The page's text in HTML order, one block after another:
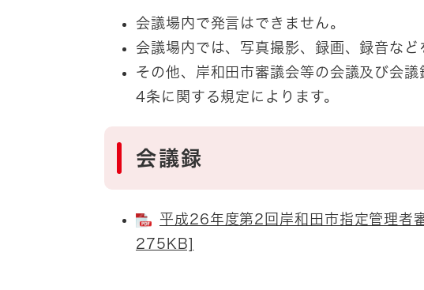
会議場内で発言はできません。
会議場内では、写真撮影、録画、録音など
その他、岸和田市審議会等の会議及び会
4条に関する規定によります。
会議録
平成26年度第2回岸和田市指定管理者
275KB]